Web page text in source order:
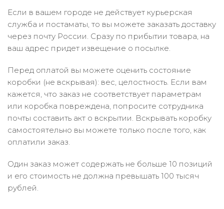
Если в вашем городе не действует курьерская
служба и постаматы, то вы можете заказать доставку
через почту России. Сразу по прибытии товара, на
ваш адрес придет извещение о посылке.
Перед оплатой вы можете оценить состояние
коробки (не вскрывая): вес, целостность. Если вам
кажется, что заказ не соответствует параметрам
или коробка повреждена, попросите сотрудника
почты составить акт о вскрытии. Вскрывать коробку
самостоятельно вы можете только после того, как
оплатили заказ.
Один заказ может содержать не больше 10 позиций
и его стоимость не должна превышать 100 тысяч
рублей.